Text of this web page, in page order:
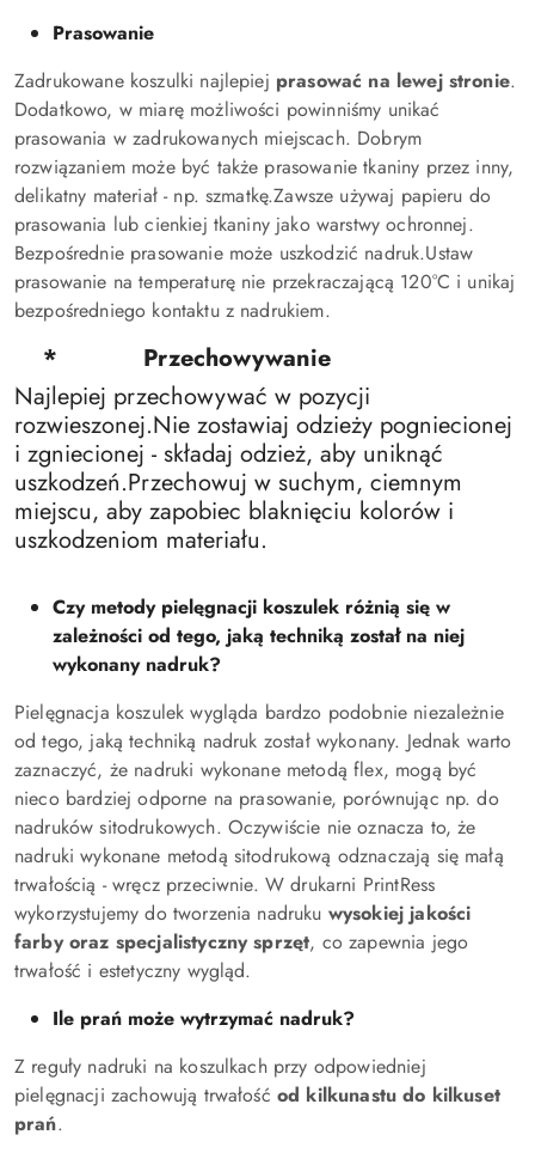
Prasowanie
Zadrukowane koszulki najlepiej prasować na lewej stronie.
Dodatkowo, w miarę możliwości powinniśmy unikać
prasowania w zadrukowanych miejscach. Dobrym
rozwiązaniem może być także prasowanie tkaniny przez inny,
delikatny materiał - np. szmatkę.Zawsze używaj papieru do
prasowania lub cienkiej tkaniny jako warstwy ochronnej.
Bezpośrednie prasowanie może uszkodzić nadruk.Ustaw
prasowanie na temperaturę nie przekraczającą 120°C i unikaj
bezpośredniego kontaktu z nadrukiem.
*
Przechowywanie
Najlepiej przechowywać w pozycji
rozwieszonej.Nie zostawiaj odzieży pogniecionej
i zgniecionej - składaj odzież, aby uniknąć
uszkodzeń.Przechowuj w suchym, ciemnym
miejscu, aby zapobiec blaknięciu kolorów i
uszkodzeniom materiału.
Czy metody pielęgnacji koszulek różnią się w
zależności od tego, jaką techniką został na niej
wykonany nadruk?
Pielęgnacja koszulek wygląda bardzo podobnie niezależnie
od tego, jaką techniką nadruk został wykonany. Jednak warto
zaznaczyć, że nadruki wykonane metodą flex, mogą być
nieco bardziej odporne na prasowanie, porównując np. do
nadruków sitodrukowych. Oczywiście nie oznacza to, że
nadruki wykonane metodą sitodrukową odznaczają się małą
trwałością - wręcz przeciwnie. W drukarni PrintRess
wykorzystujemy do tworzenia nadruku wysokiej jakości
farby oraz specjalistyczny sprzęt, co zapewnia jego
trwałość i estetyczny wygląd.
Ile prań może wytrzymać nadruk?
Z reguły nadruki na koszulkach przy odpowiedniej
pielęgnacji zachowują trwałość od kilkunastu do kilkuset
prań.